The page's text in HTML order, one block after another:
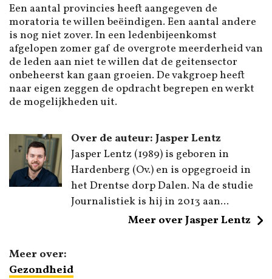
Een aantal provincies heeft aangegeven de
moratoria te willen beëindigen. Een aantal andere
is nog niet zover. In een ledenbijeenkomst
afgelopen zomer gaf de overgrote meerderheid van
de leden aan niet te willen dat de geitensector
onbeheerst kan gaan groeien. De vakgroep heeft
naar eigen zeggen de opdracht begrepen en werkt
de mogelijkheden uit.
Over de auteur: Jasper Lentz
Jasper Lentz (1989) is geboren in
Hardenberg (Ov.) en is opgegroeid in
het Drentse dorp Dalen. Na de studie
Journalistiek is hij in 2013 aan...
Meer over Jasper Lentz
Meer over:
Gezondheid